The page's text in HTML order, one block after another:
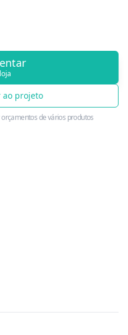
ao projeto
de vários produtos